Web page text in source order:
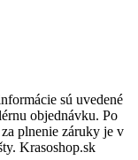
sú uvedené
objednávku. Po
plnenie záruky je v
Krasoshop.sk